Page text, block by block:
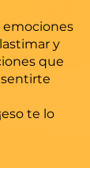
emociones
y
que
te lo